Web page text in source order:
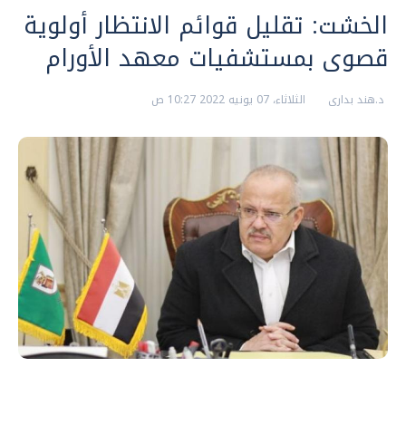
الخشت: تقليل قوائم الانتظار أولوية
قصوى بمستشفيات معهد الأورام
د.هند بدارى الثلاثاء، 07 يونيه 2022 10:27 ص